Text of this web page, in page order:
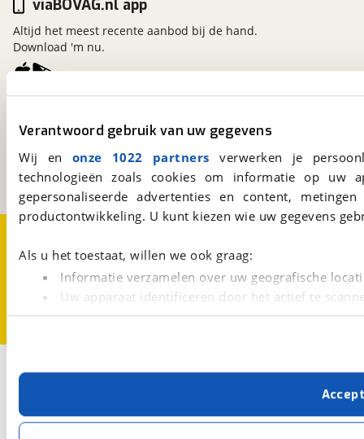
Verantwoord gebruik van uw gegevens
Wij en onze 1022 partners verwerken je
technologieën zoals cookies om informatie op
gepersonaliseerde advertenties en content,
productontwikkeling. U kunt kiezen wie uw gegevens
Als u het toestaat, willen we ook graag:
Informatie verzamelen over uw geografische
Uw apparaat identificeren door het actief te
Lees meer over hoe uw persoonlijke gegevens worden
Met cookies en vergelijkbare technieken zorgen we
cookies zorgen ervoor dat de website goed werkt.
verbeteren. We tonen je graag relevante advertenties
Kosterijland15
Een initiatief van
BOVAG
viaBOVAG.nl app
Altijd het meest recente aanbod bij de hand.
Download 'm nu.
Cookievoorkeuren
Vacatures